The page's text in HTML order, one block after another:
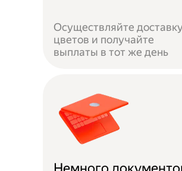
Осуществляйте доставку
цветов и получайте
выплаты в тот же день